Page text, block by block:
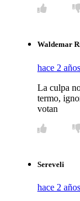
Waldemar
hace 2 años
La culpa
termo,
votan
Sereveli
hace 2 años